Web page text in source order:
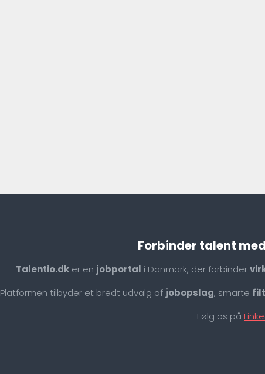
Forbinder talent
Talentio.dk er en jobportal i Danmark, der forbinder
Platformen tilbyder et bredt udvalg af jobopslag, smarte
Følg os på